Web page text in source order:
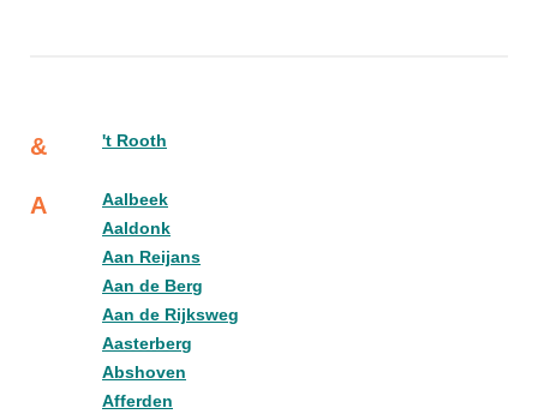
& 't Rooth
A
Aalbeek
Aaldonk
Aan Reijans
Aan de Berg
Aan de Rijksweg
Aasterberg
Abshoven
Afferden